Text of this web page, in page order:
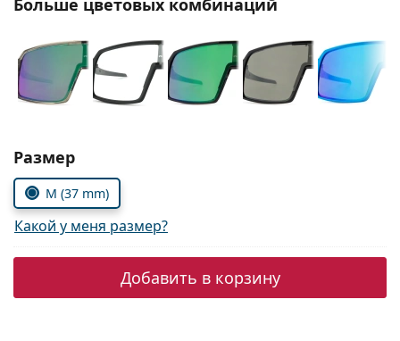
Persol
Prada
Все бренды
Выбрать параметры:
Размер
M (37 mm)
Какой у меня размер?
Добавить в корзину